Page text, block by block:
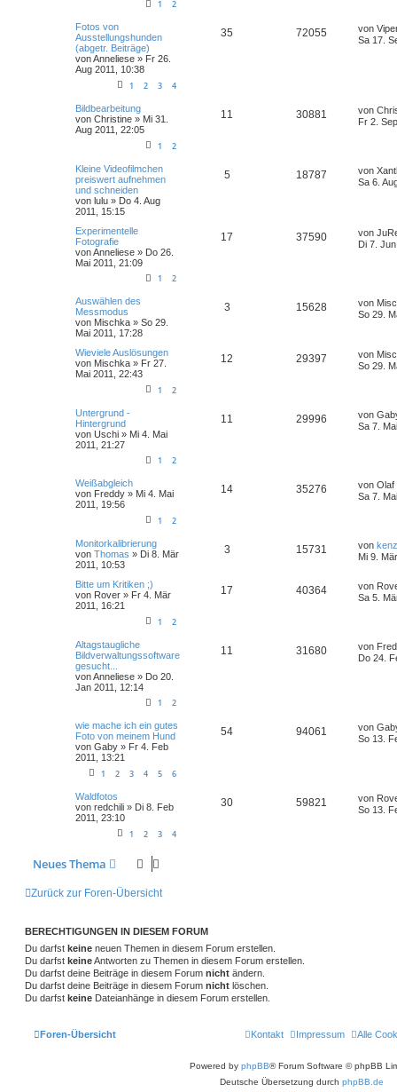
1 2
Fotos von
Ausstellungshunden
(abgetr. Beiträge)
vonAnneliese » Fr 26.
Aug 2011, 10:38
1 2 3 4
35 72055 von
Sa 17.
Bildbearbeitung
von Christine » Mi 31.
Aug 2011, 22:05
1 2
11 30881 von
Fr 2.
Kleine Videofilmchen
preiswert aufnehmen
und schneiden
von lulu » Do 4. Aug
2011, 15:15
5 18787 von
Sa 6.
Experimentelle
Fotografie
vonAnneliese » Do 26.
Mai 2011, 21:09
1 2
17 37590 von
Di 7.
Auswählen des
Messmodus
von Mischka » So 29.
Mai 2011, 17:28
3 15628 von
So 29.
Wieviele Auslösungen
von Mischka » Fr 27.
Mai 2011, 22:43
1 2
12 29397 von
So 29.
Untergrund -
Hintergrund
von Uschi » Mi 4. Mai
2011, 21:27
1 2
11 29996 von
Sa 7.
Weißabgleich
von Freddy » Mi 4. Mai
2011, 19:56
1 2
14 35276 von Olaf
Sa 7.
Monitorkalibrierung
von Thomas » Di 8. Mär
2011, 10:53
3 15731 von
Mi 9.
Bitte um Kritiken ;)
von Rover » Fr 4. Mär
2011, 16:21
1 2
17 40364 von
Sa 5.
Altagstaugliche
Bildverwaltungssoftware
gesucht...
vonAnneliese » Do 20.
Jan 2011, 12:14
1 2
11 31680 von
Do 24.
wie mache ich ein gutes
Foto von meinem Hund
von Gaby » Fr 4. Feb
2011, 13:21
1 2 3 4 5 6
54 94061 von
So 13.
Waldfotos
von redchili » Di 8. Feb
2011, 23:10
1 2 3 4
30 59821 von
So 13.
Neues Thema
Zurück zur Foren-Übersicht
BERECHTIGUNGEN IN DIESEM FORUM
Du darfst keine neuen Themen in diesem Forum erstellen.
Du darfst keineAntworten zu Themen in diesem Forum erstellen.
Du darfst deine Beiträge in diesem Forum nicht ändern.
Du darfst deine Beiträge in diesem Forum nicht löschen.
Du darfst keine Dateianhänge in diesem Forum erstellen.
Foren-Übersicht Alle
Impressum
Kontakt
Powered by phpBB® Forum Software © phpBB
Deutsche Übersetzung durch phpBB.de